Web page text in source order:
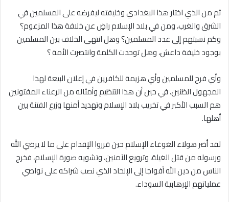
ثم من الذي اختار هذا البغدادي وخليفته ليفرضه على المسلمين في
الشرق والغرب، ومن في بلاد الإسلام راضٍ عن خلافة هذا المزعوم؟
وكم نسبتهم إلى عدد المسلمين؟ وهل انتهى الخلاف بين المسلمين
بوجود خليفة داعش، وهل توحدت الكلمة وانتصرت الأمة ؟
وأي فرح للمسلمين وأي هزيمة للكافرين في إعلان البيعة لهذا
المجهول الظنين، في حين أن هذا التنظيم وأمثاله من الرعناء المفتونين
هم السبب الأكبر في تخريب بلاد الإسلام وتهديد أمنها وزرع الفتنة بين
أهلها.
لقد أضر هولاء الغوغاء الإسلام حين قرروا الإقدام على ما لا يرضي الله
ورسوله من قتل الغيلة، وترويع الآمنين، وتشويه صورة الإسلام، فخرج
الناس من دين الله أفواجا إلى الإلحاد الذي نصب شراكه على نواصي
عملياتهم الإرهابية السوداء.